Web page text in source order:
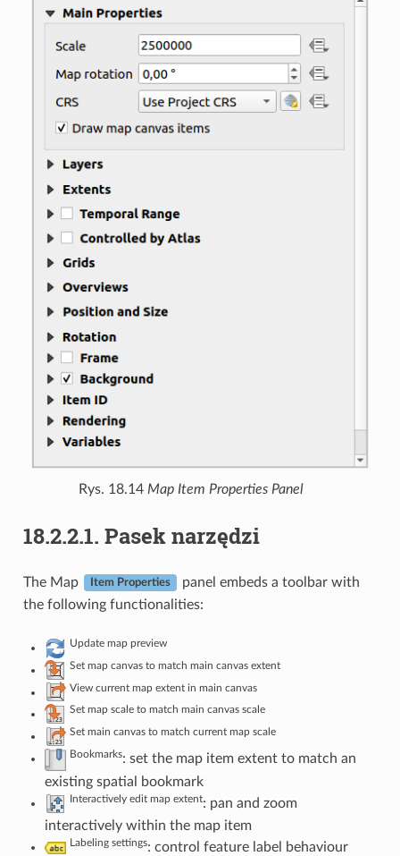
Rys. 18.14 Map Item Properties Panel
18.2.2.1. Pasek narzędzi
The Map Item Properties
panel embeds a toolbar with
the following functionalities:
Update map preview
Set map canvas to match main canvas extent
View current map extent in main canvas
Set map scale to match main canvas scale
Set main canvas to match current map scale
Bookmarks: set the map item extent to match an
existing spatial bookmark
Interactively edit map extent: pan and zoom
interactively within the map item
Labeling settings: control feature label behaviour